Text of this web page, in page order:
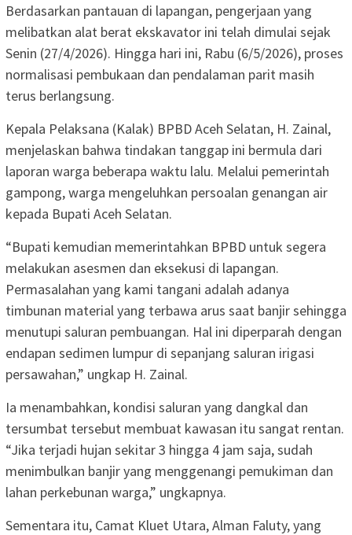
Berdasarkan pantauan di lapangan, pengerjaan yang
melibatkan alat berat ekskavator ini telah dimulai sejak
Senin (27/4/2026). Hingga hari ini, Rabu (6/5/2026), proses
normalisasi pembukaan dan pendalaman parit masih
terus berlangsung.
Kepala Pelaksana (Kalak) BPBD Aceh Selatan, H. Zainal,
menjelaskan bahwa tindakan tanggap ini bermula dari
laporan warga beberapa waktu lalu. Melalui pemerintah
gampong, warga mengeluhkan persoalan genangan air
kepada Bupati Aceh Selatan.
“Bupati kemudian memerintahkan BPBD untuk segera
melakukan asesmen dan eksekusi di lapangan.
Permasalahan yang kami tangani adalah adanya
timbunan material yang terbawa arus saat banjir sehingga
menutupi saluran pembuangan. Hal ini diperparah dengan
endapan sedimen lumpur di sepanjang saluran irigasi
persawahan,” ungkap H. Zainal.
Ia menambahkan, kondisi saluran yang dangkal dan
tersumbat tersebut membuat kawasan itu sangat rentan.
“Jika terjadi hujan sekitar 3 hingga 4 jam saja, sudah
menimbulkan banjir yang menggenangi pemukiman dan
lahan perkebunan warga,” ungkapnya.
Sementara itu, Camat Kluet Utara, Alman Faluty, yang